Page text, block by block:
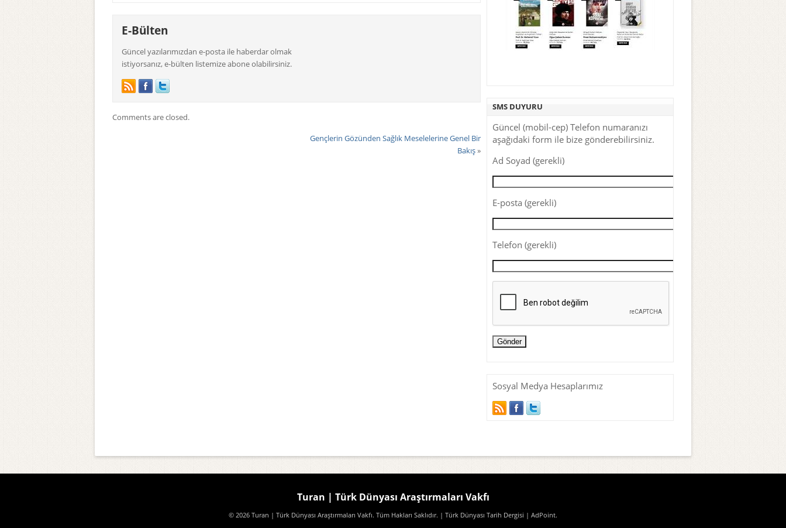
E-Bülten
Güncel yazılarımızdan e-posta ile haberdar olmak
istiyorsanız, e-bülten listemize abone olabilirsiniz.
Comments are closed.
Gençlerin Gözünden Sağlık Meselelerine Genel Bir
Bakış»
SMS DUYURU
Güncel (mobil-cep) Telefon numaranızı
aşağıdaki form ile bize gönderebilirsiniz.
Ad Soyad (gerekli)
E-posta (gerekli)
Telefon (gerekli)
Sosyal Medya Hesaplarımız
Turan | Türk Dünyası Araştırmaları Vakfı
© 2026 Turan | Türk Dünyası Araştırmaları Vakfı. Tüm Hakları Saklıdır. | Türk Dünyası Tarih Dergisi | AdPoint.